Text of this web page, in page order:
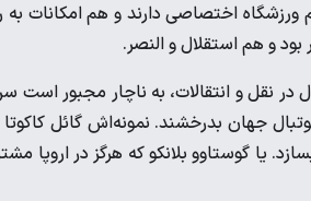
ورزشگاه اختصاصی دارند و هم امکانات به
و هم استقلال و النصر.
در نقل و انتقالات، به ناچار مجبور است
جهان بدرخشند. نمونه‌اش گائل
یا گوستاوو بلانکو که هرگز در اروپا